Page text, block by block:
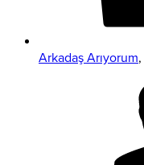
Arkadaş Arıyorum,